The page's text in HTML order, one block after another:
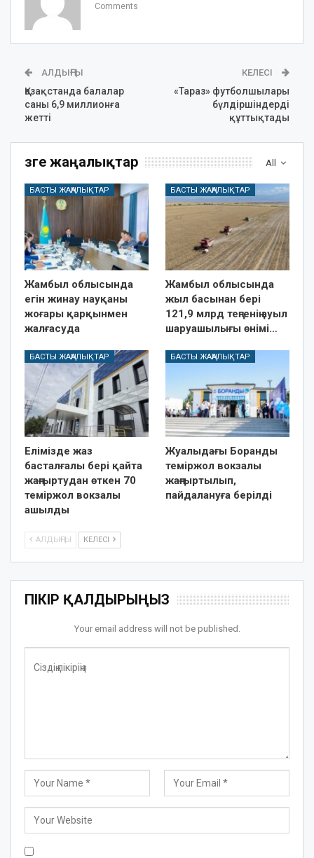
Comments
АЛДЫҢҒЫ
Қазақстанда балалар
саны 6,9 миллионға
жетті
КЕЛЕСІ
«Тараз» футболшылары
бүлдіршіндерді
құттықтады
All
Өзге жаңалықтар
БАСТЫ ЖАҢАЛЫҚТАР
Жамбыл облысында
егін жинау науқаны
жоғары қарқынмен
жалғасуда
БАСТЫ ЖАҢАЛЫҚТАР
Жамбыл облысында
жыл басынан бері
121,9 млрд теңгенің ауыл
шаруашылығы өнімі…
БАСТЫ ЖАҢАЛЫҚТАР
Елімізде жаз
басталғалы бері қайта
жаңғыртудан өткен 70
теміржол вокзалы
ашылды
БАСТЫ ЖАҢАЛЫҚТАР
Жуалыдағы Боранды
теміржол вокзалы
жаңғыртылып,
пайдалануға берілді
АЛДЫҢҒЫ КЕЛЕСІ
ПІКІР ҚАЛДЫРЫҢЫЗ
Your email address will not be published.